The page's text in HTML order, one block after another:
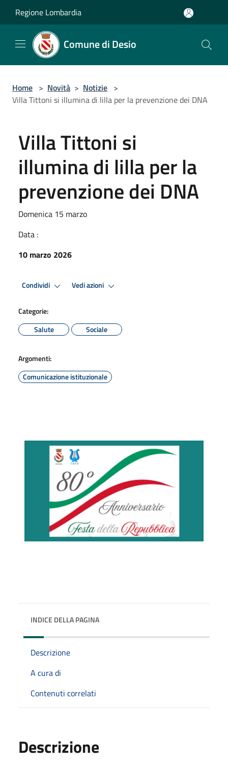
Regione Lombardia
Comune di Desio
Home > Novità > Notizie >
Villa Tittoni si illumina di lilla per la prevenzione dei DNA
Villa Tittoni si
illumina di lilla per la
prevenzione dei DNA
Domenica 15 marzo
Data :
10 marzo 2026
Condividi Vedi azioni
Categorie:
Salute
Sociale
Argomenti:
Comunicazione istituzionale
INDICE DELLA PAGINA
Descrizione
A cura di
Contenuti correlati
Descrizione